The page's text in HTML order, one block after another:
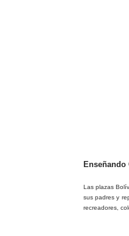
Las plazas
sus padres y
recreadores,